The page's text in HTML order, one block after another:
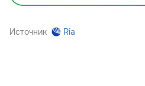
Источник Ria